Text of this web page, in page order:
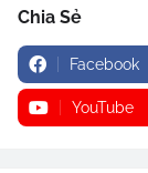
Chia Sẻ
Facebook
YouTube